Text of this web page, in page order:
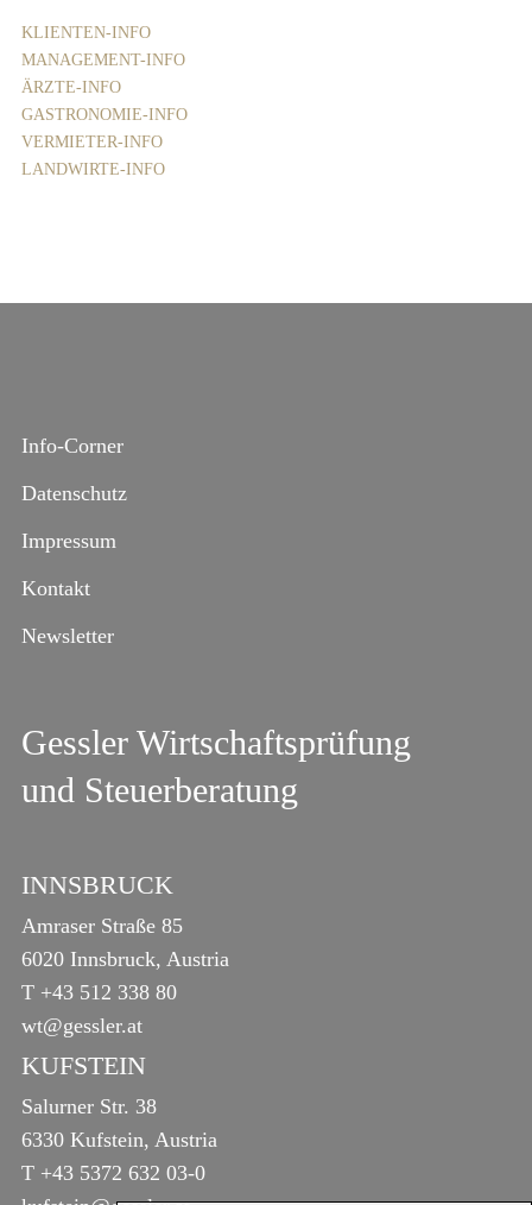
KLIENTEN-INFO
MANAGEMENT-INFO
ÄRZTE-INFO
GASTRONOMIE-INFO
VERMIETER-INFO
LANDWIRTE-INFO
Info-Corner
Datenschutz
Impressum
Kontakt
Newsletter
Gessler Wirtschaftsprüfung
und Steuerberatung
INNSBRUCK
Amraser Straße 85
6020 Innsbruck, Austria
T +43 512 338 80
wt@gessler.at
KUFSTEIN
Salurner Str. 38
6330 Kufstein, Austria
T +43 5372 632 03-0